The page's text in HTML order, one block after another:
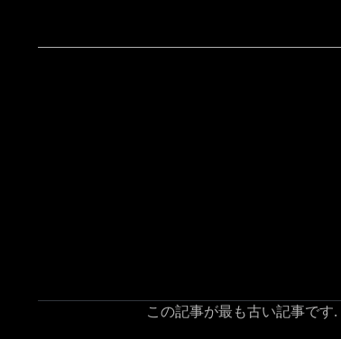
この記事が最も古い記事です.